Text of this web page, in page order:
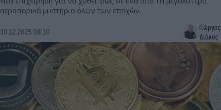
αεροπορικά μυστήρια όλων των εποχών.
30.12.2025 08:10
Γιώργος
Διάκος